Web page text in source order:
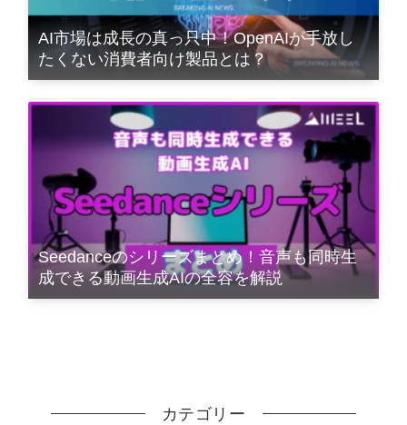
AI市場は成長の真っ只中！OpenAIが手放し
たくない消費者向け製品とは？
Seedanceのシリーズまとめ！音声も同時生
成できる動画生成AIの全容を解説
カテゴリー